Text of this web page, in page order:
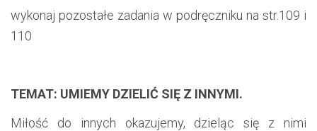
wykonaj pozostałe zadania w podręczniku na str.109 i
110
TEMAT: UMIEMY DZIELIĆ SIĘ Z INNYMI.
Miłość do innych okazujemy, dzieląc się z nimi